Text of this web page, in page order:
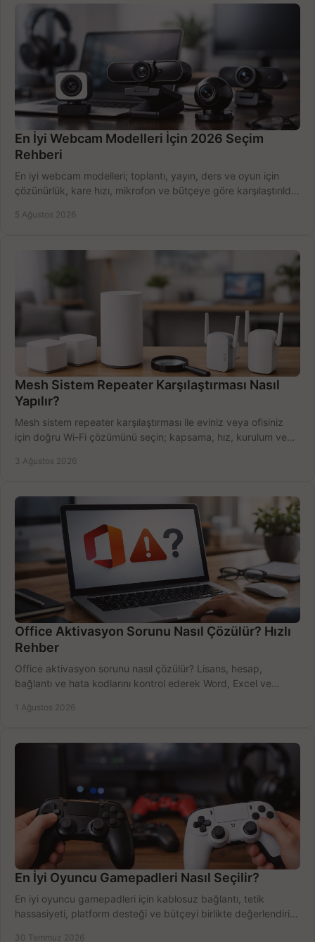
En İyi Webcam Modelleri İçin 2026 Seçim
Rehberi
En iyi webcam modelleri; toplantı, yayın, ders ve oyun için
çözünürlük, kare hızı, mikrofon ve bütçeye göre karşılaştırıldı.
5 Ağustos 2026
Mesh Sistem Repeater Karşılaştırması Nasıl
Yapılır?
Mesh sistem repeater karşılaştırması ile eviniz veya ofisiniz
için doğru Wi-Fi çözümünü seçin; kapsama, hız, kurulum ve
3 Ağustos 2026
Office Aktivasyon Sorunu Nasıl Çözülür? Hızlı
Rehber
Office aktivasyon sorunu nasıl çözülür? Lisans, hesap,
bağlantı ve hata kodlarını kontrol ederek Word, Excel ve
1 Ağustos 2026
En İyi Oyuncu Gamepadleri Nasıl Seçilir?
En iyi oyuncu gamepadleri için kablosuz bağlantı, tetik
hassasiyeti, platform desteği ve bütçeyi birlikte değerlendirin;
30 Temmuz 2026